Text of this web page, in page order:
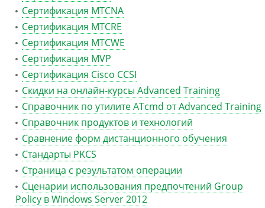
Сертификация MTCNA
Сертификация MTCRE
Сертификация MTCWE
Сертификация MVP
Сертификация Сisco CCSI
Скидки на онлайн-курсы Advanced Training
Справочник по утилите ATcmd от Advanced Training
Справочник продуктов и технологий
Сравнение форм дистанционного обучения
Стандарты PKCS
Страница с результатом операции
Сценарии использования предпочтений Group
Policy в Windows Server 2012